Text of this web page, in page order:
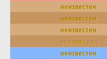
неизвестен
неизвестен
неизвестен
неизвестен
неизвестен